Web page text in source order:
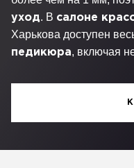
уход. В салоне
Харькова доступен
педикюра, включая